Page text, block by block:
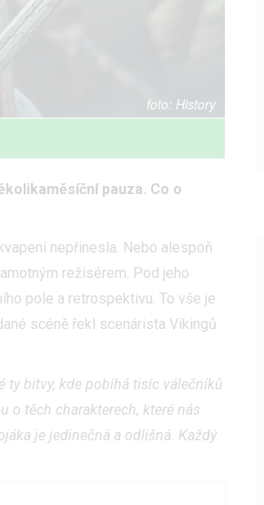
History
pauza. Co o
nepřinesla. Nebo alespoň
režisérem. Pod jeho
pole a retrospektivu. To vše je
scéně řekl scenárista Vikingů
ty bitvy, kde pobíhá tisíc válečníků
o těch charakterech, které nás
je jedinečná a odlišná. Každý